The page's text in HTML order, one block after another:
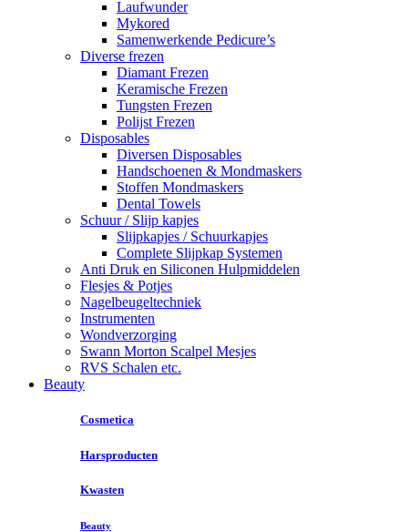
Laufwunder
Mykored
Samenwerkende Pedicure’s
Diverse frezen
Diamant Frezen
Keramische Frezen
Tungsten Frezen
Polijst Frezen
Disposables
Diversen Disposables
Handschoenen & Mondmaskers
Stoffen Mondmaskers
Dental Towels
Schuur / Slijp kapjes
Slijpkapjes / Schuurkapjes
Complete Slijpkap Systemen
Anti Druk en Siliconen Hulpmiddelen
Flesjes & Potjes
Nagelbeugeltechniek
Instrumenten
Wondverzorging
Swann Morton Scalpel Mesjes
RVS Schalen etc.
Beauty
Cosmetica
Harsproducten
Kwasten
Beauty